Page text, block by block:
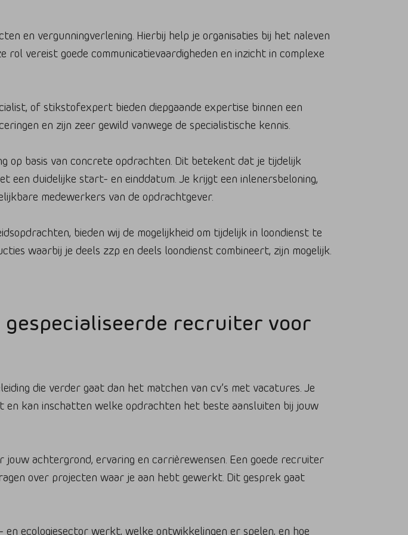
en vergunningverlening. Hierbij help je organisaties bij het naleven
rol vereist goede communicatievaardigheden en inzicht in complexe
of stikstofexpert bieden diepgaande expertise binnen een
en zijn zeer gewild vanwege de specialistische kennis.
basis van concrete opdrachten. Dit betekent dat je tijdelijk
duidelijke start- en einddatum. Je krijgt een inlenersbeloning,
medewerkers van de opdrachtgever.
bieden wij de mogelijkheid om tijdelijk in loondienst te
waarbij je deels zzp en deels loondienst combineert, zijn mogelijk.
recruiter voor
die verder gaat dan het matchen van cv’s met vacatures. Je
kan inschatten welke opdrachten het beste aansluiten bij jouw
jouw achtergrond, ervaring en carrièrewensen. Een goede recruiter
over projecten waar je aan hebt gewerkt. Dit gesprek gaat
ecologiesector werkt, welke ontwikkelingen er spelen, en hoe